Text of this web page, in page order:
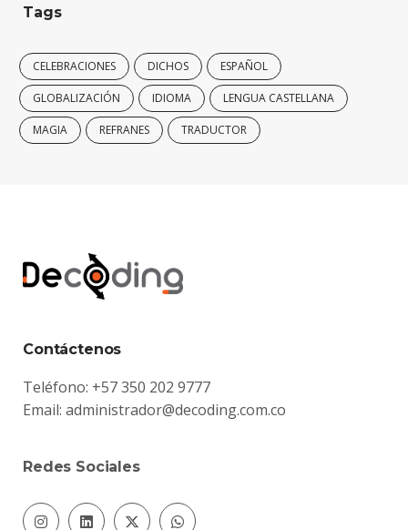
Tags
CELEBRACIONES DICHOS ESPAÑOL
GLOBALIZACIÓN IDIOMA LENGUA CASTELLANA
MAGIA REFRANES TRADUCTOR
Contáctenos
Teléfono: +57 350 202 9777
Email: administrador@decoding.com.co
Redes Sociales